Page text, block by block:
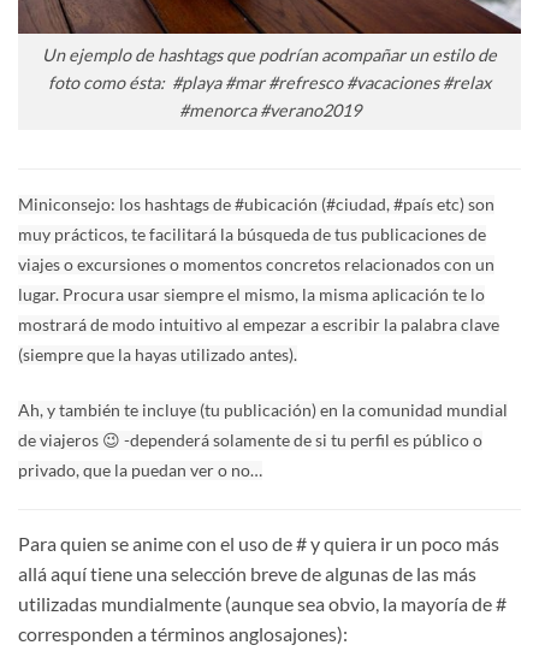
Un ejemplo de hashtags que podrían acompañar un estilo de
foto como ésta: #playa #mar #refresco #vacaciones #relax
#menorca #verano2019
Miniconsejo: los hashtags de #ubicación (#ciudad, #país etc) son
muy prácticos, te facilitará la búsqueda de tus publicaciones de
viajes o excursiones o momentos concretos relacionados con un
lugar. Procura usar siempre el mismo, la misma aplicación te lo
mostrará de modo intuitivo al empezar a escribir la palabra clave
(siempre que la hayas utilizado antes).
Ah, y también te incluye (tu publicación) en la comunidad mundial
de viajeros 😉 -dependerá solamente de si tu perfil es público o
privado, que la puedan ver o no…
Para quien se anime con el uso de # y quiera ir un poco más
allá aquí tiene una selección breve de algunas de las más
utilizadas mundialmente (aunque sea obvio, la mayoría de #
corresponden a términos anglosajones):